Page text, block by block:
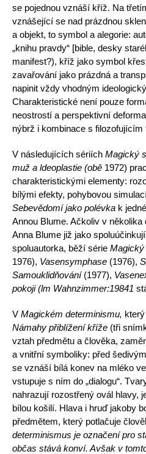
se pojednou vznáší kříž. Na
vznášející se nad prázdnou
a objekt, to symbol a alegorie:
„knihu pravdy“ [bible, desky
manifest?), kříž jako symbol
zavařování ja­ko prázdná a
napinit vždy vhodným
Charakteristické není pouze
neostrostí a perspektivní
nýbrž i kombinace s filozofujícím
V následujících sériích Magický
muž a ldeoplastie (obě 1972)
charakteristickými elemen­ty:
bílými efekty, pohybovou
Sebevědomí jako polévka k
Annou Blume. Ačkoliv v
Anna Blume již jako
spoluautorka, běží série Magický
1976), Vasensymphase (1976),
Samouklidňování(1977),
pokoji (lm Wahnzimmer:19841
V Magickém determinismu,
Námahy přiblížení kříže (tři
vztah předmětu a člo­věka,
a vnitřní symboliky: před
se vznáší bílá konev na mléko
vstupuje s ním do „dialogu“.
nahrazují rozostřený ovál hlavy,
bílou košilí. Hlava i hruď jakoby
předmětem, který potlačuje
determinismus je označení pro
občas stává konví. Avšak v